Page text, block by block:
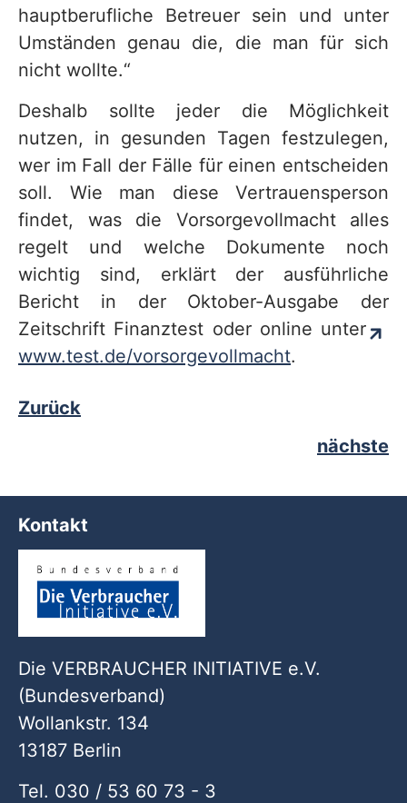
hauptberufliche Betreuer sein und unter
Umständen genau die, die man für sich
nicht wollte.“
Deshalb sollte jeder die Möglichkeit
nutzen, in gesunden Tagen festzulegen,
wer im Fall der Fälle für einen entscheiden
soll. Wie man diese Vertrauensperson
findet, was die Vorsorgevollmacht alles
regelt und welche Dokumente noch
wichtig sind, erklärt der ausführliche
Bericht in der Oktober-Ausgabe der
Zeitschrift Finanztest oder online unter
www.test.de/vorsorgevollmacht.
Zurück
nächste
Kontakt
Die VERBRAUCHER INITIATIVE e.V.
(Bundesverband)
Wollankstr. 134
13187 Berlin
Tel. 030 / 53 60 73 - 3